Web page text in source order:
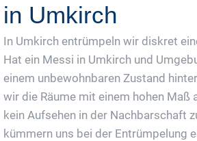
in Umkirch
In Umkirch entrümpeln wir diskret
Hat ein Messi in Umkirch und
einem unbewohnbaren Zustand
wir die Räume mit einem hohen Maß
kein Aufsehen in der Nachbarschaft
kümmern uns bei der Entrümpelung